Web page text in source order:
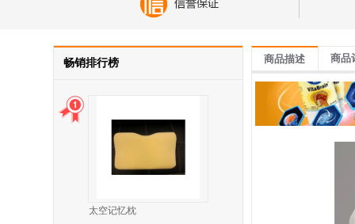
畅销排行榜
太空记忆枕
商品描述 商品